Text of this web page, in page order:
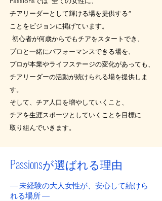
チアリーダーとして輝ける場を提供する”
ことをビジョンに掲げています。
初心者が何歳からでもチアをスタートでき、
プロと一緒にパフォーマンスできる場を、
プロが本業やライフステージの変化があっても、
チアリーダーの活動が続けられる場を提供しま
す。
そして、チア人口を増やしていくこと、
チアを生涯スポーツとしていくことを目標に
取り組んでいきます。
る」タイミングにおいてもチアダン
スができる環境（サードプレイス）
を提供する―
Passionsが選ばれる理由
― 未経験の大人女性が、安心して続けら
れる場所 ―